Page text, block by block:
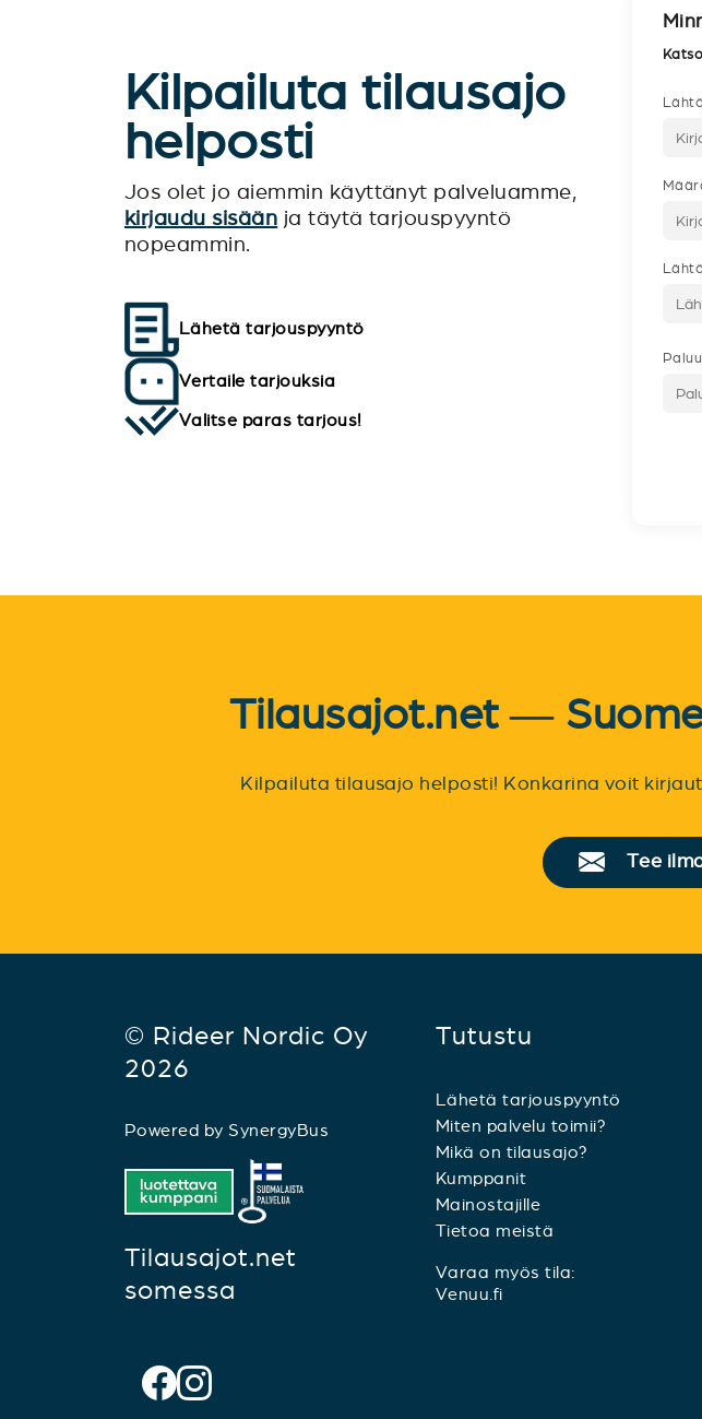
Kilpailuta tilausajo
helposti
Jos olet jo aiemmin käyttänyt palveluamme,
kirjaudu sisään ja täytä tarjouspyyntö
nopeammin.
Lähetä tarjouspyyntö
Vertaile tarjouksia
Valitse paras tarjous!
Tilausajot.net —
Kilpailuta tilausajo helposti! Konkarina voit
Tee
© Rideer Nordic Oy
2026
Powered by SynergyBus
Tilausajot.net
somessa
Tutustu
Lähetä tarjouspyyntö
Miten palvelu toimii?
Mikä on tilausajo?
Kumppanit
Mainostajille
Tietoa meistä
Varaa myös tila:
Venuu.fi